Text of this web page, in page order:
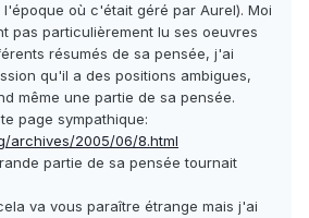
où c'était géré par Aurel). Moi
pas particulièrement lu ses oeuvres
résumés de sa pensée, j'ai
qu'il a des positions ambigues,
même une partie de sa pensée.
page sympathique:
archives/2005/06/8.html
partie de sa pensée tournait
va vous paraître étrange mais j'ai